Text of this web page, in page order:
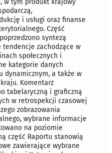
i usługi oraz finanse
Część
syntezą
zachodzące w
społecznych i
kategorie danych
dynamicznym, a także w
Komentarz
tabelaryczną i graficzną
w retrospekcji czasowej
zobrazowania
wybrane informacje
na poziomie
część Raportu stanowią
zawierające wybrane